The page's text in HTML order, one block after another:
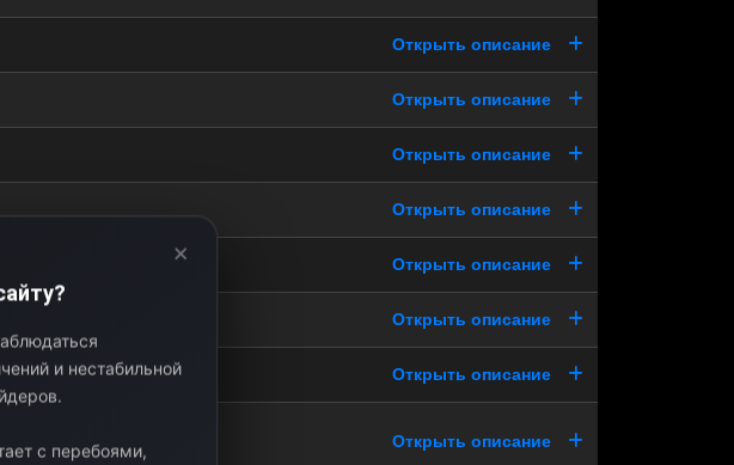
Открыть описание
Открыть описание
Открыть описание
Открыть описание
Открыть описание
Открыть описание
Открыть описание
Открыть описание
×
и нестабильной
с перебоями,